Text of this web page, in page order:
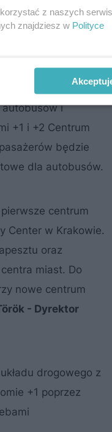
m
położony będzie
została funkcja
autobusów i
+1 i +2 Centrum
będzie
dla autobusów.
centrum
Center w Krakowie.
oraz
miast. Do
nowe centrum
- Dyrektor
drogowego z
+1 poprzez
z naszych
znajdziesz w Polityce